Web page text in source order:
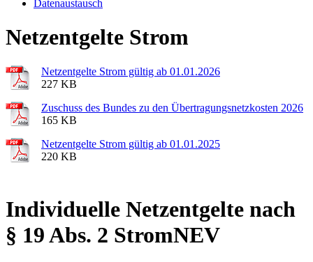
Datenaustausch
Netzentgelte Strom
Netzentgelte Strom gültig ab 01.01.2026
227 KB
Zuschuss des Bundes zu den Übertragungsnetzkosten 2026
165 KB
Netzentgelte Strom gültig ab 01.01.2025
220 KB
Individuelle Netzentgelte nach
§ 19 Abs. 2 StromNEV